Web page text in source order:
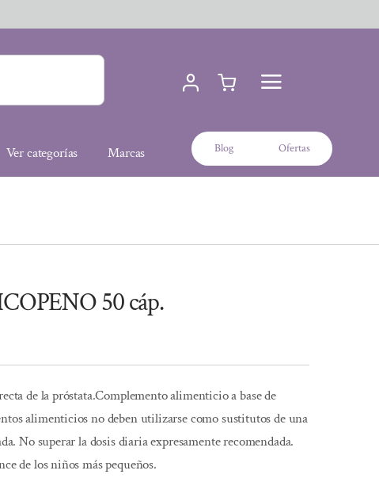
Ver categorías Marcas Blog Ofertas
50 cáp.
de la próstata.Complemento alimenticio a base de
alimenticios no deben utilizarse como sustitutos de una
No superar la dosis diaria expresamente recomendada.
de los niños más pequeños.